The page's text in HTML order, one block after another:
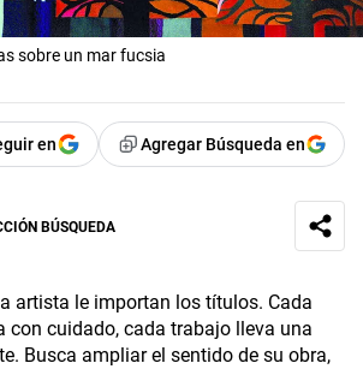
sobre un mar fucsia
en Agregar Búsqueda en
BÚSQUEDA
artista le importan los títulos. Cada
con cuidado, cada trabajo lleva una
Busca ampliar el sentido de su obra,